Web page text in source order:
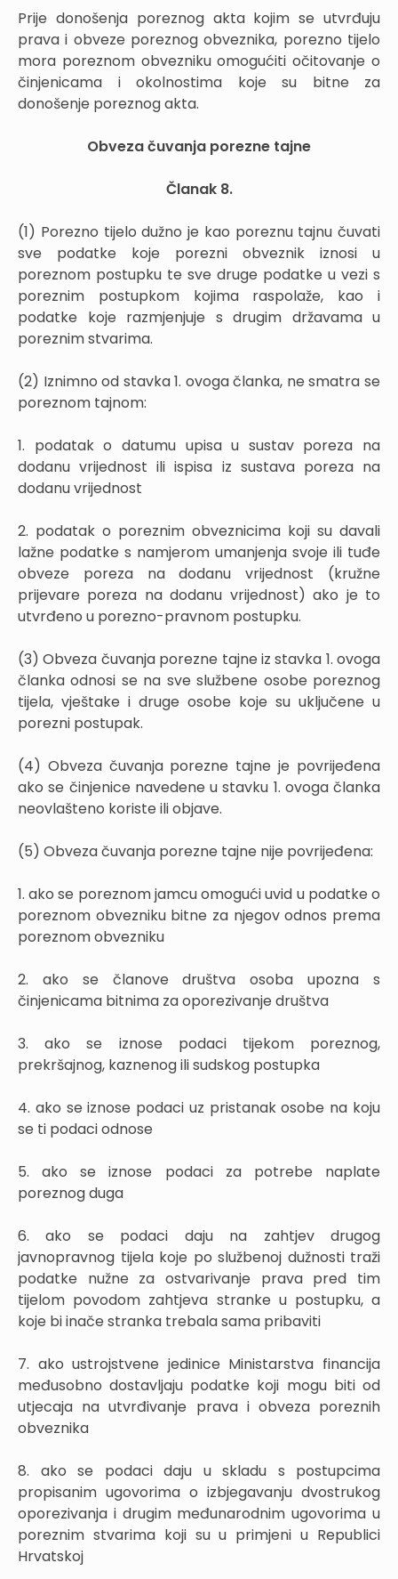
Prije donošenja poreznog akta kojim se utvrđuju
prava i obveze poreznog obveznika, porezno tijelo
mora poreznom obvezniku omogućiti očitovanje o
činjenicama i okolnostima koje su bitne za
donošenje poreznog akta.
Obveza čuvanja porezne tajne
Članak 8.
(1) Porezno tijelo dužno je kao poreznu tajnu čuvati
sve podatke koje porezni obveznik iznosi u
poreznom postupku te sve druge podatke u vezi s
poreznim postupkom kojima raspolaže, kao i
podatke koje razmjenjuje s drugim državama u
poreznim stvarima.
(2) Iznimno od stavka 1. ovoga članka, ne smatra se
poreznom tajnom:
1. podatak o datumu upisa u sustav poreza na
dodanu vrijednost ili ispisa iz sustava poreza na
dodanu vrijednost
2. podatak o poreznim obveznicima koji su davali
lažne podatke s namjerom umanjenja svoje ili tuđe
obveze poreza na dodanu vrijednost (kružne
prijevare poreza na dodanu vrijednost) ako je to
utvrđeno u porezno-pravnom postupku.
(3) Obveza čuvanja porezne tajne iz stavka 1. ovoga
članka odnosi se na sve službene osobe poreznog
tijela, vještake i druge osobe koje su uključene u
porezni postupak.
(4) Obveza čuvanja porezne tajne je povrijeđena
ako se činjenice navedene u stavku 1. ovoga članka
neovlašteno koriste ili objave.
(5) Obveza čuvanja porezne tajne nije povrijeđena:
1. ako se poreznom jamcu omogući uvid u podatke o
poreznom obvezniku bitne za njegov odnos prema
poreznom obvezniku
2. ako se članove društva osoba upozna s
činjenicama bitnima za oporezivanje društva
3. ako se iznose podaci tijekom poreznog,
prekršajnog, kaznenog ili sudskog postupka
4. ako se iznose podaci uz pristanak osobe na koju
se ti podaci odnose
5. ako se iznose podaci za potrebe naplate
poreznog duga
6. ako se podaci daju na zahtjev drugog
javnopravnog tijela koje po službenoj dužnosti traži
podatke nužne za ostvarivanje prava pred tim
tijelom povodom zahtjeva stranke u postupku, a
koje bi inače stranka trebala sama pribaviti
7. ako ustrojstvene jedinice Ministarstva financija
međusobno dostavljaju podatke koji mogu biti od
utjecaja na utvrđivanje prava i obveza poreznih
obveznika
8. ako se podaci daju u skladu s postupcima
propisanim ugovorima o izbjegavanju dvostrukog
oporezivanja i drugim međunarodnim ugovorima u
poreznim stvarima koji su u primjeni u Republici
Hrvatskoj